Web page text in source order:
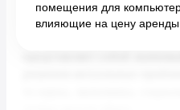
помещения для
влияющие на цену аренды.